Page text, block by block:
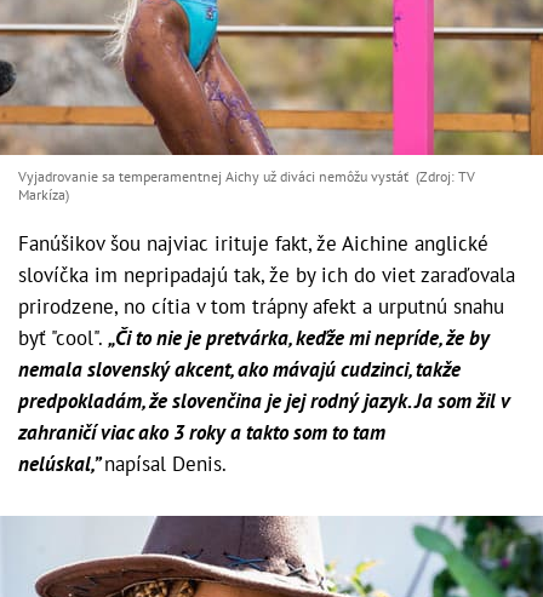
Vyjadrovanie sa temperamentnej Aichy už diváci nemôžu vystáť (Zdroj: TV
Markíza)
Fanúšikov šou najviac irituje fakt, že Aichine anglické
slovíčka im nepripadajú tak, že by ich do viet zaraďovala
prirodzene, no cítia v tom trápny afekt a urputnú snahu
byť "cool". „Či to nie je pretvárka, keďže mi nepríde, že by
nemala slovenský akcent, ako mávajú cudzinci, takže
predpokladám, že slovenčina je jej rodný jazyk. Ja som žil v
zahraničí viac ako 3 roky a takto som to tam
nelúskal,”napísal Denis.